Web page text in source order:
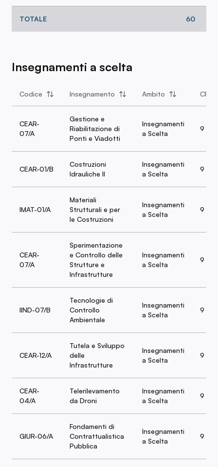
TOTALE 60
Insegnamenti a scelta
Codice Insegnamento Ambito CFU
CEAR-
07/A
Gestione e
Riabilitazione di
Ponti e Viadotti
Insegnamenti
a Scelta
9
CEAR-01/B
Costruzioni
Idrauliche II
Insegnamenti
a Scelta
9
IMAT-01/A
Materiali
Strutturali e per
le Costruzioni
Insegnamenti
a Scelta
9
CEAR-
07/A
Sperimentazione
e Controllo delle
Strutture e
Infrastrutture
Insegnamenti
a Scelta
9
IIND-07/B
Tecnologie di
Controllo
Ambientale
Insegnamenti
a Scelta
9
CEAR-12/A
Tutela e Sviluppo
delle
Infrastrutture
Insegnamenti
a Scelta
9
CEAR-
04/A
Telerilevamento
da Droni
Insegnamenti
a Scelta
9
GIUR-06/A
Fondamenti di
Contrattualistica
Pubblica
Insegnamenti
a Scelta
9